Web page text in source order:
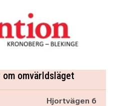
omvärldsläget
Hjortvägen 6